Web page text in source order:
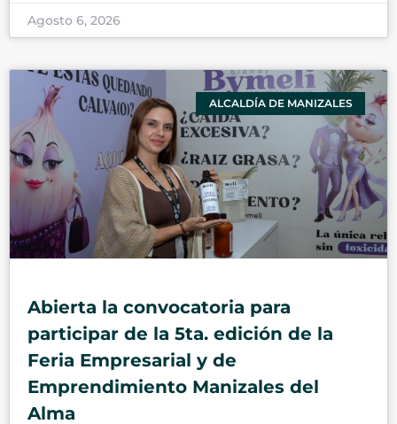
Agosto 6, 2026
ALCALDÍA DE MANIZALES
Abierta la convocatoria para
participar de la 5ta. edición de la
Feria Empresarial y de
Emprendimiento Manizales del
Alma